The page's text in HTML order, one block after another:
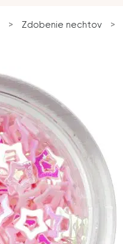
> Zdobenie nechtov >